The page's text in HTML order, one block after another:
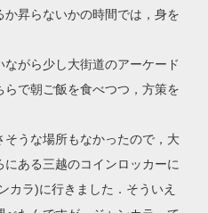
昇らないかの時間では，身を
がら少し大街道のアーケード
で朝ご飯を食べつつ，方策を
うな場所もなかったので，大
ある三越のコインロッカーに
カラ)に行きました．そういえ